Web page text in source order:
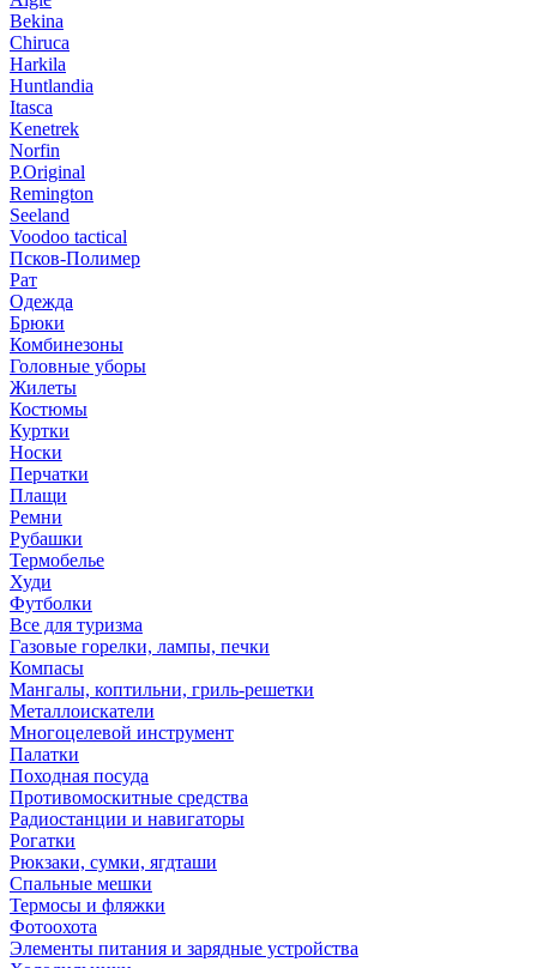
Bekina
Chiruсa
Harkila
Huntlandia
Itasca
Kenetrek
Norfin
P.Original
Remington
Seeland
Voodoo tactical
Псков-Полимер
Рат
Одежда
Брюки
Комбинезоны
Головные уборы
Жилеты
Костюмы
Куртки
Носки
Перчатки
Плащи
Ремни
Рубашки
Термобелье
Худи
Футболки
Все для туризма
Газовые горелки, лампы, печки
Компасы
Мангалы, коптильни, гриль-решетки
Металлоискатели
Многоцелевой инструмент
Палатки
Походная посуда
Противомоскитные средства
Радиостанции и навигаторы
Рогатки
Рюкзаки, сумки, ягдташи
Спальные мешки
Термосы и фляжки
Фотоохота
Элементы питания и зарядные устройства